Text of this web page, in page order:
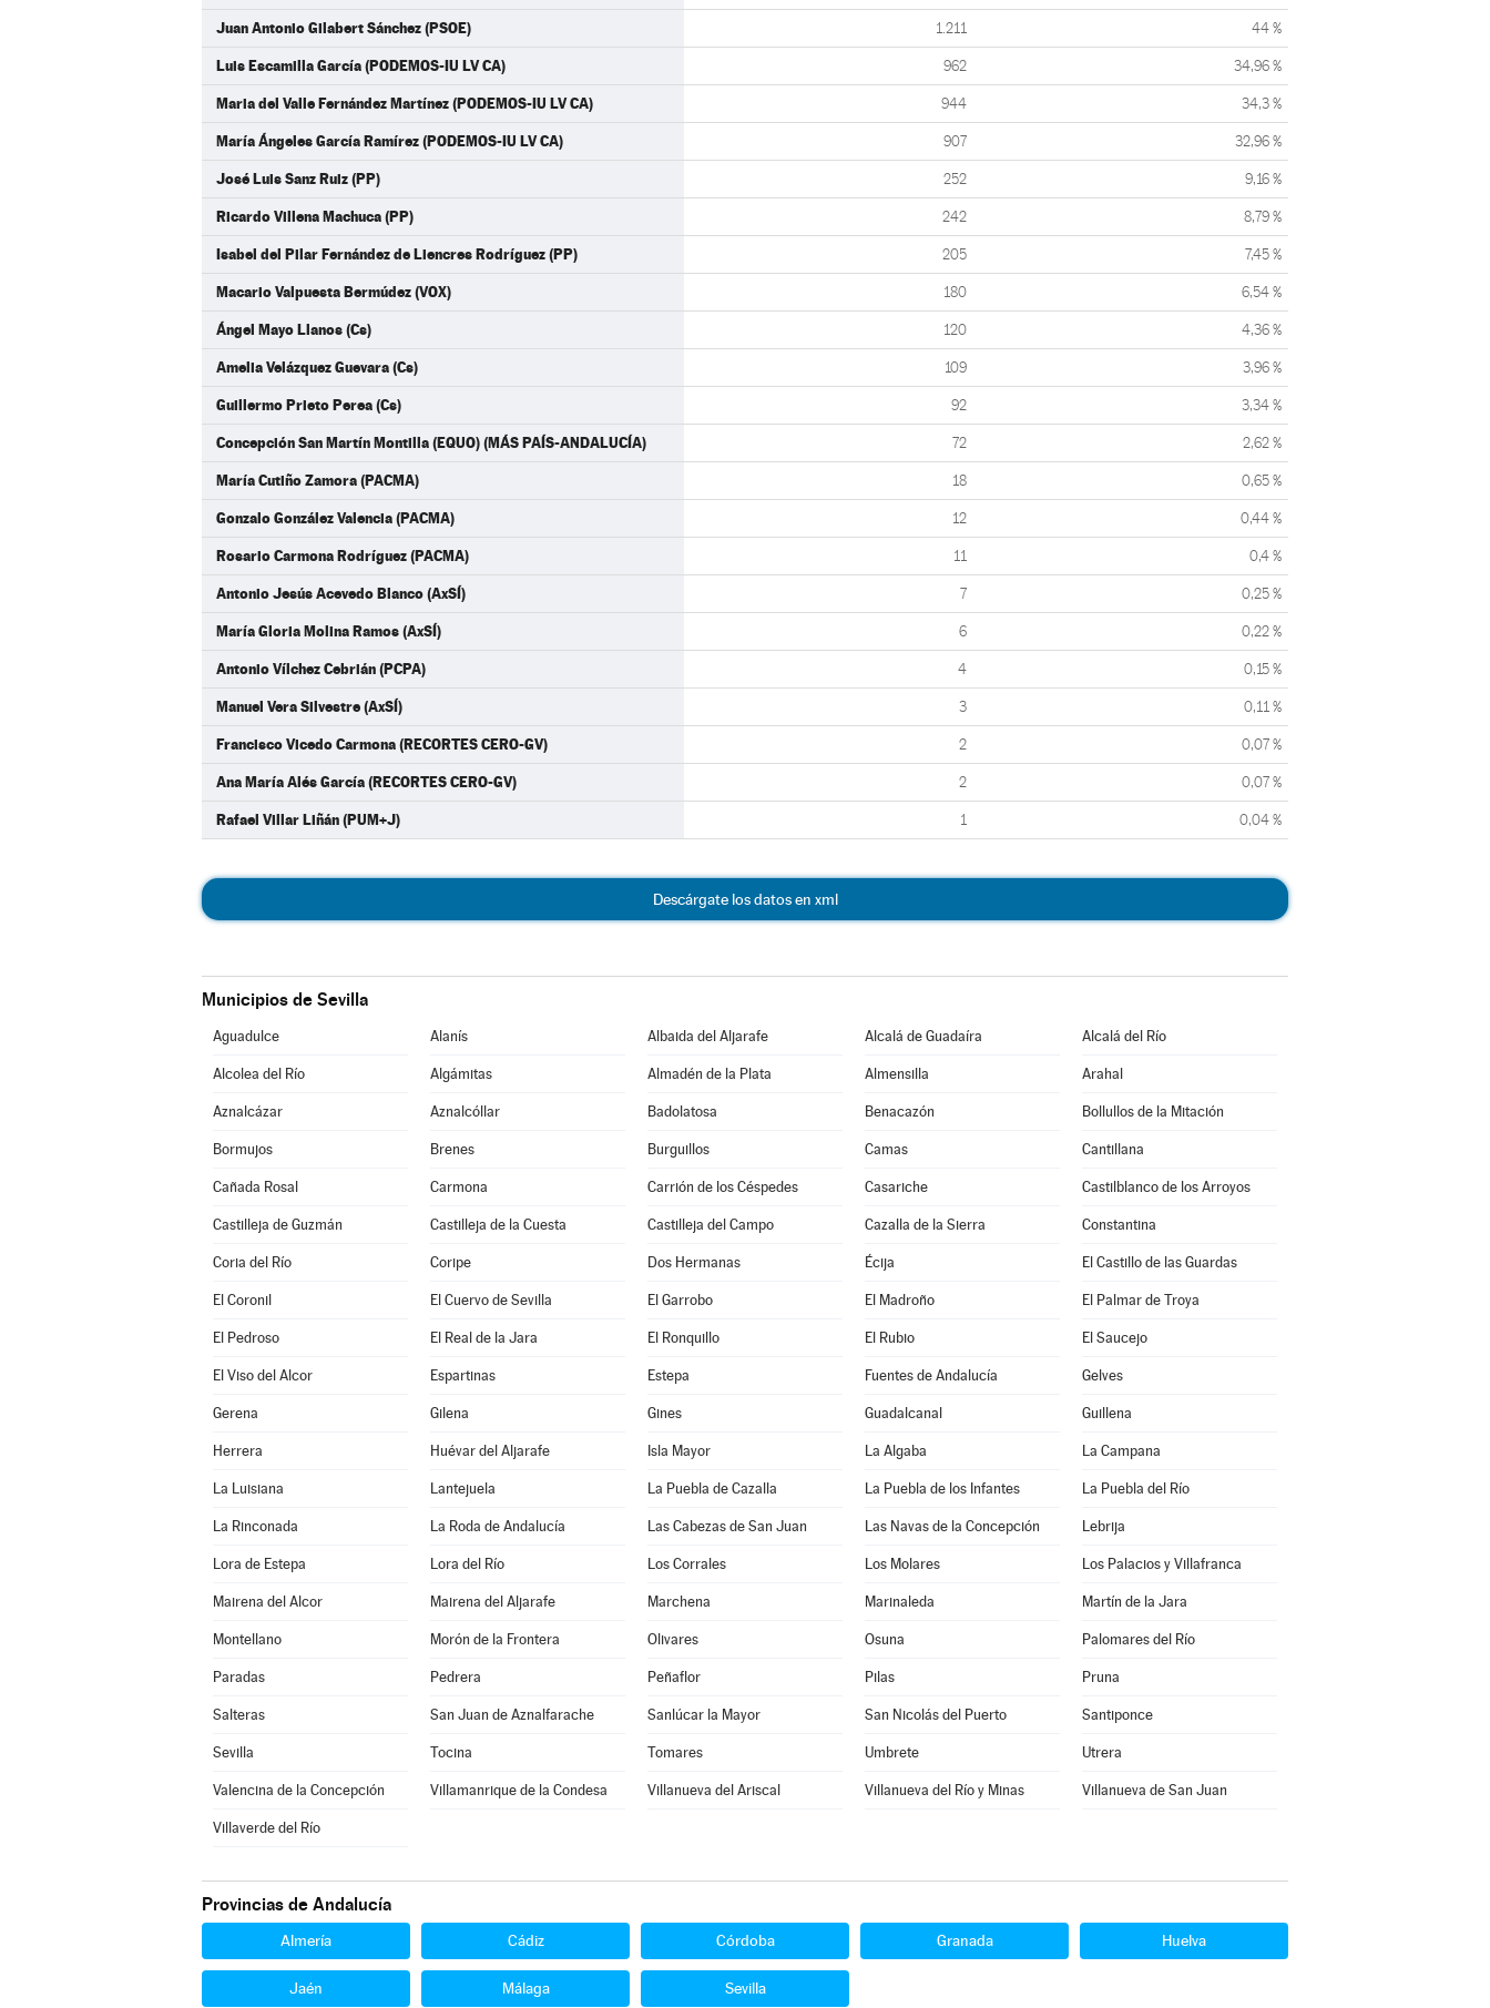
Juan Antonio Gilabert Sánchez (PSOE) 1.211 44 %
Luis Escamilla García (PODEMOS-IU LV CA) 962 34,96 %
Maria del Valle Fernández Martínez (PODEMOS-IU LV CA) 944 34,3 %
María Ángeles García Ramírez (PODEMOS-IU LV CA) 907 32,96 %
José Luis Sanz Ruiz (PP) 252 9,16 %
Ricardo Villena Machuca (PP) 242 8,79 %
Isabel del Pilar Fernández de Liencres Rodríguez (PP) 205 7,45 %
Macario Valpuesta Bermúdez (VOX) 180 6,54 %
Ángel Mayo Llanos (Cs) 120 4,36 %
Amelia Velázquez Guevara (Cs) 109 3,96 %
Guillermo Prieto Perea (Cs) 92 3,34 %
Concepción San Martín Montilla (EQUO) (MÁS PAÍS-ANDALUCÍA) 72 2,62 %
María Cutiño Zamora (PACMA) 18 0,65 %
Gonzalo González Valencia (PACMA) 12 0,44 %
Rosario Carmona Rodríguez (PACMA) 11 0,4 %
Antonio Jesús Acevedo Blanco (AxSÍ) 7 0,25 %
María Gloria Molina Ramos (AxSÍ) 6 0,22 %
Antonio Vílchez Cebrián (PCPA) 4 0,15 %
Manuel Vera Silvestre (AxSÍ) 3 0,11 %
Francisco Vicedo Carmona (RECORTES CERO-GV) 2 0,07 %
Ana María Alés García (RECORTES CERO-GV) 2 0,07 %
Rafael Villar Liñán (PUM+J) 1 0,04 %
Descárgate los datos en xml
Municipios de Sevilla
Aguadulce Alanís Albaida del Aljarafe Alcalá de Guadaíra Alcalá del Río
Alcolea del Río Algámitas Almadén de la Plata Almensilla Arahal
Aznalcázar Aznalcóllar Badolatosa Benacazón Bollullos de la Mitación
Bormujos Brenes Burguillos Camas Cantillana
Cañada Rosal Carmona Carrión de los Céspedes Casariche Castilblanco de los Arroyos
Castilleja de Guzmán Castilleja de la Cuesta Castilleja del Campo Cazalla de la Sierra Constantina
Coria del Río Coripe Dos Hermanas Écija El Castillo de las Guardas
El Coronil El Cuervo de Sevilla El Garrobo El Madroño El Palmar de Troya
El Pedroso El Real de la Jara El Ronquillo El Rubio El Saucejo
El Viso del Alcor Espartinas Estepa Fuentes de Andalucía Gelves
Gerena Gilena Gines Guadalcanal Guillena
Herrera Huévar del Aljarafe Isla Mayor La Algaba La Campana
La Luisiana Lantejuela La Puebla de Cazalla La Puebla de los Infantes La Puebla del Río
La Rinconada La Roda de Andalucía Las Cabezas de San Juan Las Navas de la Concepción Lebrija
Lora de Estepa Lora del Río Los Corrales Los Molares Los Palacios y Villafranca
Mairena del Alcor Mairena del Aljarafe Marchena Marinaleda Martín de la Jara
Montellano Morón de la Frontera Olivares Osuna Palomares del Río
Paradas Pedrera Peñaflor Pilas Pruna
Salteras San Juan de Aznalfarache Sanlúcar la Mayor San Nicolás del Puerto Santiponce
Sevilla Tocina Tomares Umbrete Utrera
Valencina de la Concepción Villamanrique de la Condesa Villanueva del Ariscal Villanueva del Río y Minas Villanueva de San Juan
Villaverde del Río
Provincias de Andalucía
Almería Cádiz Córdoba Granada Huelva
Jaén Málaga Sevilla